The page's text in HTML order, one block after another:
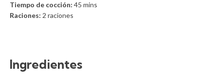
Tiempo de cocción: 45 mins
Raciones: 2 raciones
Ingredientes